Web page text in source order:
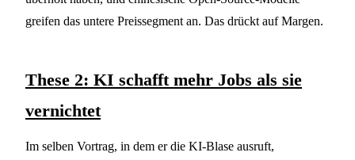
greifen das untere Preissegment an. Das drückt auf Margen.
These 2: KI schafft mehr Jobs als sie
vernichtet
Im selben Vortrag, in dem er die KI-Blase ausruft,